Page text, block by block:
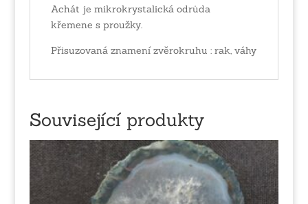
Achát je mikrokrystalická odrůda
křemene s proužky.
Přisuzovaná znamení zvěrokruhu : rak, váhy
Související produkty